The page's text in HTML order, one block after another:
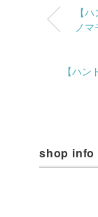
【
ノ
【ハ
shop info